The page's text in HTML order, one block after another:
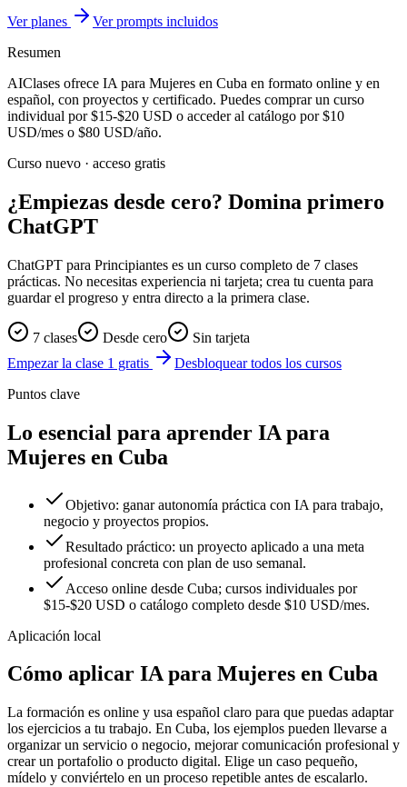
Ver planes
Ver prompts incluidos
Resumen
AIClases ofrece IA para Mujeres en Cuba en formato online y en
español, con proyectos y certificado. Puedes comprar un curso
individual por$15-$20 USD o acceder al catálogo por$10
USD/mes o $80 USD/año.
Curso nuevo · acceso gratis
¿Empiezas desde cero? Domina primero
ChatGPT
ChatGPT para Principiantes es un curso completo de 7 clases
prácticas. No necesitas experiencia ni tarjeta; crea tu cuenta para
guardar el progreso y entra directo a la primera clase.
7 clases Desde cero
Sin tarjeta
Empezar la clase 1 gratis
Desbloquear todos los cursos
Puntos clave
Lo esencial para aprender IA para
Mujeres en Cuba
Objetivo: ganar autonomía práctica con IA para trabajo,
negocio y proyectos propios.
Resultado práctico: un proyecto aplicado a una meta
profesional concreta con plan de uso semanal.
Acceso online desde Cuba; cursos individuales por
$15-$20 USD o catálogo completo desde $10 USD/mes.
Aplicación local
Cómo aplicar IA para Mujeres en Cuba
La formación es online y usa español claro para que puedas adaptar
los ejercicios a tu trabajo. En Cuba, los ejemplos pueden llevarse a
organizar un servicio o negocio, mejorar comunicación profesional y
crear un portafolio o producto digital. Elige un caso pequeño,
mídelo y conviértelo en un proceso repetible antes de escalarlo.